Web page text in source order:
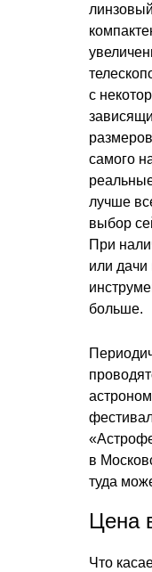
с
самого
лучше
выбор
При
или
больше.
в
туда
Цена
Что